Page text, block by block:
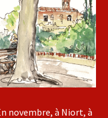
novembre, à Niort, à